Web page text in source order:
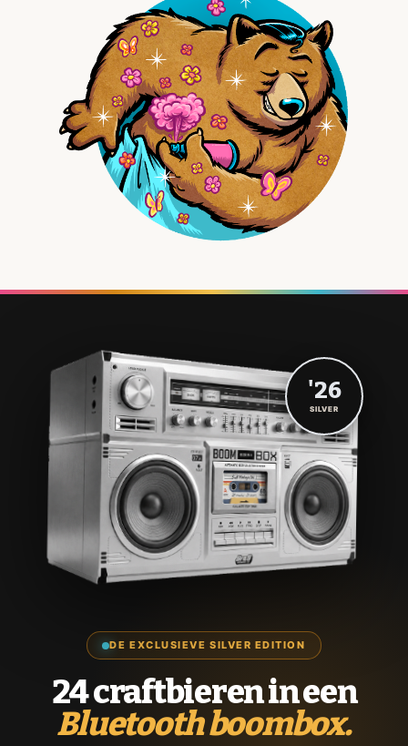
DE EXCLUSIEVE SILVER EDITION
24 craftbieren in een
Bluetooth boombox.
'26
SILVER